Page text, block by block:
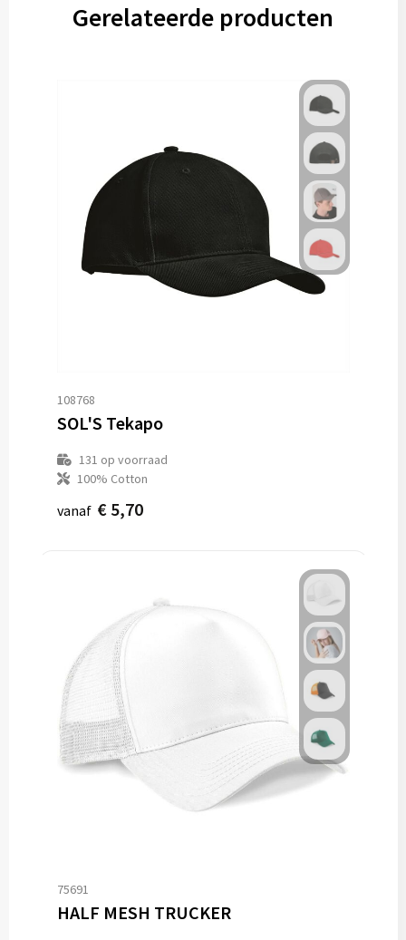
Gerelateerde producten
108768
SOL'S Tekapo
131 op voorraad
100% Cotton
vanaf € 5,70
75691
HALF MESH TRUCKER